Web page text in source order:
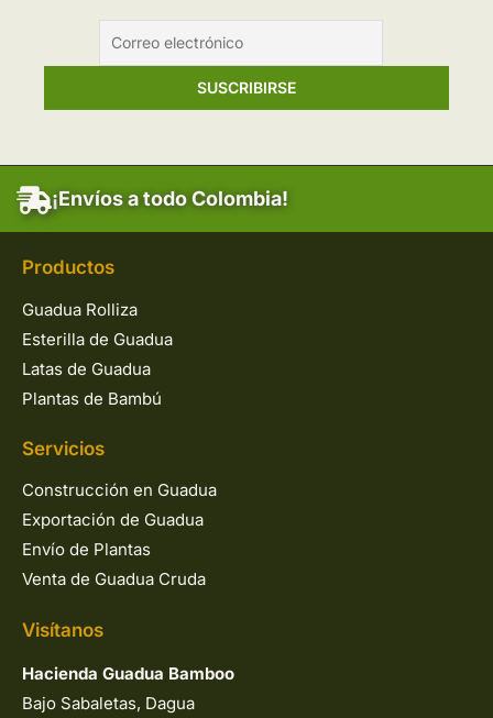
¡Envíos a todo Colombia!
Productos
Guadua Rolliza
Esterilla de Guadua
Latas de Guadua
Plantas de Bambú
Servicios
Construcción en Guadua
Exportación de Guadua
Envío de Plantas
Venta de Guadua Cruda
Visítanos
Hacienda Guadua Bamboo
Bajo Sabaletas, Dagua